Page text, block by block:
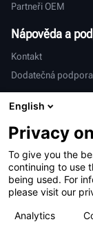
Partneři OEM
Nápověda a
Kontakt
Dodatečná podpora
Mezinárodní
Prodej a servis
English
Privacy
To give you the
continuing to use
being used. For
please visit our
Analytics